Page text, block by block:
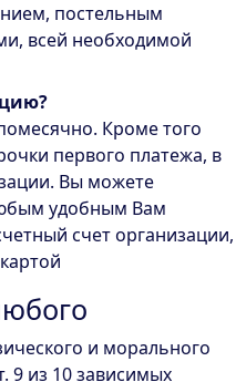
постельным
всей необходимой
Кроме того
первого платежа, в
Вы можете
удобным Вам
счет организации,
и морального
9 из 10 зависимых